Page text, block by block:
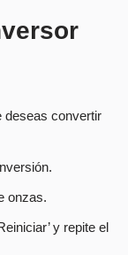
deseas convertir
onzas.
y repite el